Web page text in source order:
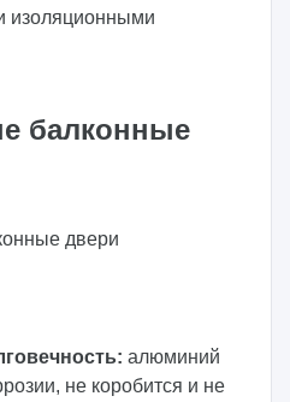
изоляционными
балконные
алюминий
не коробится и не